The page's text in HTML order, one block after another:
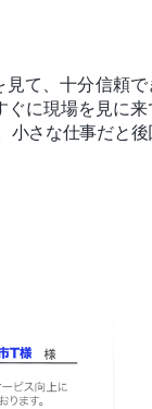
見て、十分信頼で
ぐに現場を見に来
小さな仕事だと後